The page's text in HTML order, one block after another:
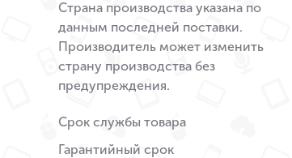
Страна производства указана по
данным последней поставки.
Производитель может изменить
страну производства без
предупреждения.
Срок службы товара
Гарантийный срок